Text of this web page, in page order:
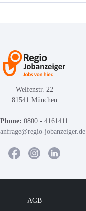
Welfenstr. 22
81541 München
Phone: 0800 - 4161411
anfrage@regio-jobanzeiger.de
AGB